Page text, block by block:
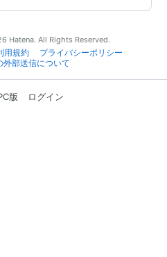
Hatena. All Rights Reserved.
用規約
プライバシーポリシー
外部送信について
版 ログイン